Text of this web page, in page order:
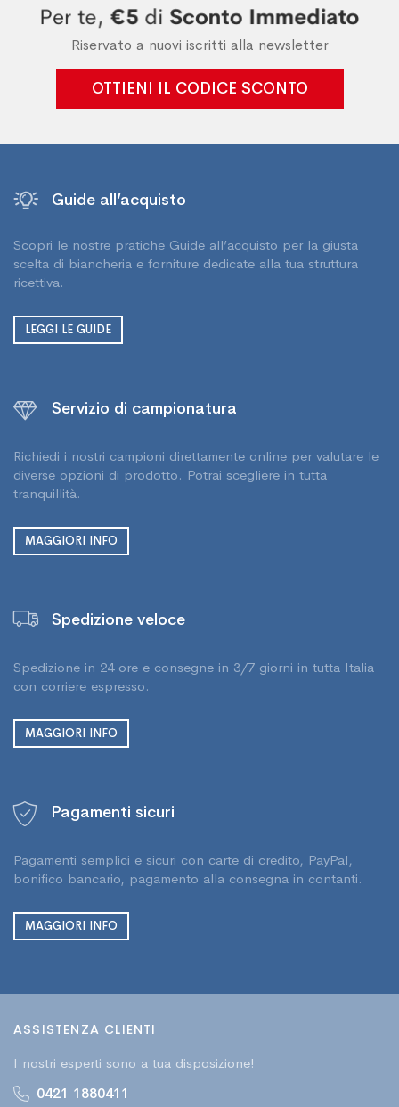
Riservato a nuovi iscritti alla newsletter
OTTIENI IL CODICE SCONTO
Guide all’acquisto
Scopri le nostre pratiche Guide all’acquisto per la giusta
scelta di biancheria e forniture dedicate alla tua struttura
ricettiva.
LEGGI LE GUIDE
Servizio di campionatura
Richiedi i nostri campioni direttamente online per valutare le
diverse opzioni di prodotto. Potrai scegliere in tutta
tranquillità.
MAGGIORI INFO
Spedizione veloce
Spedizione in 24 ore e consegne in 3/7 giorni in tutta Italia
con corriere espresso.
MAGGIORI INFO
Pagamenti sicuri
Pagamenti semplici e sicuri con carte di credito, PayPal,
bonifico bancario, pagamento alla consegna in contanti.
MAGGIORI INFO
ASSISTENZA CLIENTI
I nostri esperti sono a tua disposizione!
0421 1880411